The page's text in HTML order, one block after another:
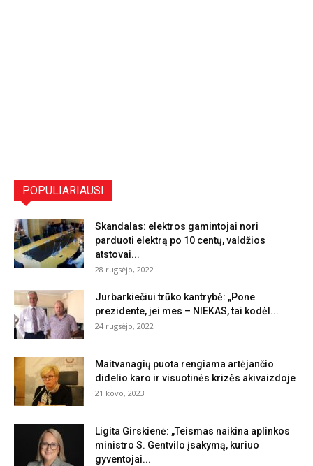
POPULIARIAUSI
Skandalas: elektros gamintojai nori
parduoti elektrą po 10 centų, valdžios
atstovai...
28 rugsėjo, 2022
Jurbarkiečiui trūko kantrybė: „Pone
prezidente, jei mes – NIEKAS, tai kodėl...
24 rugsėjo, 2022
Maitvanagių puota rengiama artėjančio
didelio karo ir visuotinės krizės akivaizdoje
21 kovo, 2023
Ligita Girskienė: „Teismas naikina aplinkos
ministro S. Gentvilo įsakymą, kuriuo
gyventojai...